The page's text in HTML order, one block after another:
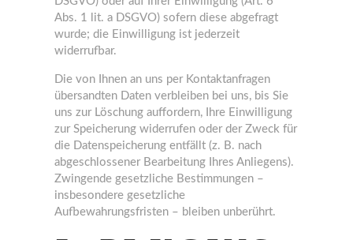
Abs. 1 lit. a DSGVO) sofern diese abgefragt
wurde; die Einwilligung ist jederzeit
widerrufbar.
Die von Ihnen an uns per Kontaktanfragen
übersandten Daten verbleiben bei uns, bis Sie
uns zur Löschung auffordern, Ihre Einwilligung
zur Speicherung widerrufen oder der Zweck für
die Datenspeicherung entfällt (z. B. nach
abgeschlossener Bearbeitung Ihres Anliegens).
Zwingende gesetzliche Bestimmungen –
insbesondere gesetzliche
Aufbewahrungsfristen – bleiben unberührt.